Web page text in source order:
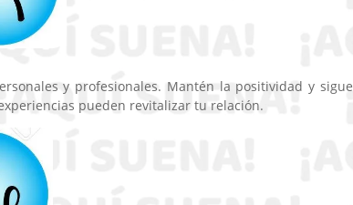
y profesionales. Mantén la positividad y sigue
pueden revitalizar tu relación.